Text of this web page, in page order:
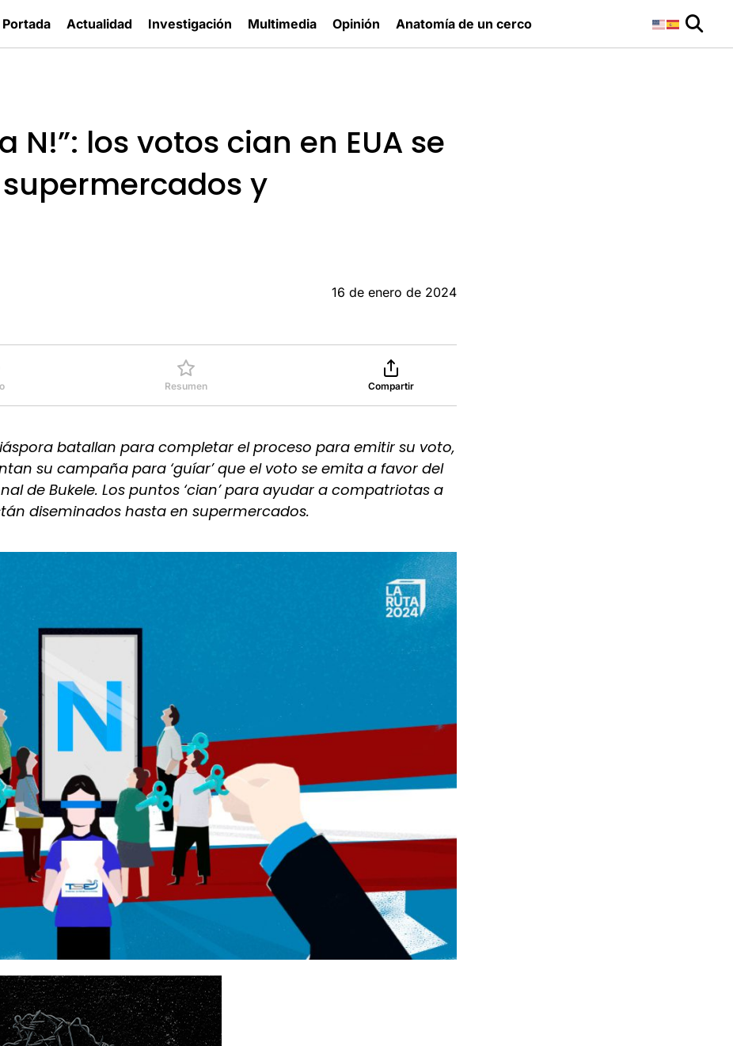
Portada Actualidad Investigación Multimedia Opinión Anatomía de un cerco
N!”: los votos cian en EUA se
y
16 de enero de 2024
Resumen Compartir
batallan para completar el proceso para emitir su voto,
su campaña para ‘guíar’ que el voto se emita a favor del
de Bukele. Los puntos ‘cian’ para ayudar a compatriotas a
diseminados hasta en supermercados.